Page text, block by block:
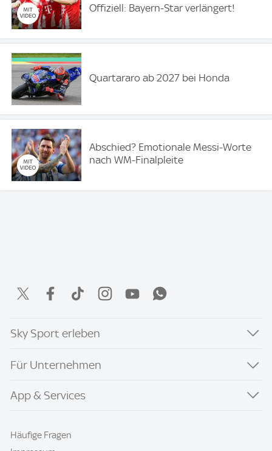
Offiziell: Bayern-Star verlängert!
Quartararo ab 2027 bei Honda
Abschied? Emotionale Messi-Worte
nach WM-Finalpleite
Sky Sport erleben
Für Unternehmen
App & Services
Häufige Fragen